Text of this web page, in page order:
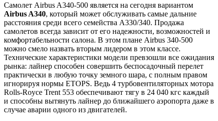
Самолет Airbus A340-500 является на сегодня вариантом
Airbus A340, который может обслуживать самые дальние
расстояния среди всего семейства А330/340. Продажа
самолетов всегда зависит от его надежности, возможностей и
комфортабельности салона. В этом плане Airbus 340-500
можно смело назвать вторым лидером в этом классе.
Технические характеристики модели превзошли все ожидания
рынка: лайнер способен совершить беспосадочный перелет
практически в любую точку земного шара, с полным правом
игнорируя нормы ETOPS. Ведь 4 турбовентиляторных мотора
Rolls-Royce Trent 553 обеспечивают тягу в 24 040 кгс каждый
и способны вытянуть лайнер до ближайшего аэропорта даже в
случае аварии одного из двигателей.